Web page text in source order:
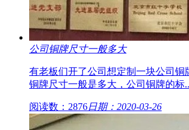
公司铜牌尺寸一般多大
有老板们开了公司想定制一块公司铜
铜牌尺寸一般是多大，公司铜牌的标
阅读数：2876日期：2020-03-26